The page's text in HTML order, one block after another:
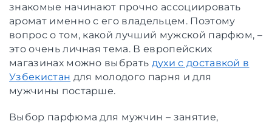
знакомые начинают прочно ассоциировать
аромат именно с его владельцем. Поэтому
вопрос о том, какой лучший мужской парфюм, –
это очень личная тема. В европейских
магазинах можно выбрать духи с доставкой в
Узбекистан для молодого парня и для
мужчины постарше.
Выбор парфюма для мужчин – занятие,